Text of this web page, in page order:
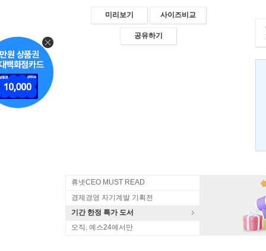
미리보기 사이즈비교
공유하기
휴넷CEO MUST READ
경제경영 자기계발 기획전
기간 한정 특가 도서
오직, 예스24에서만